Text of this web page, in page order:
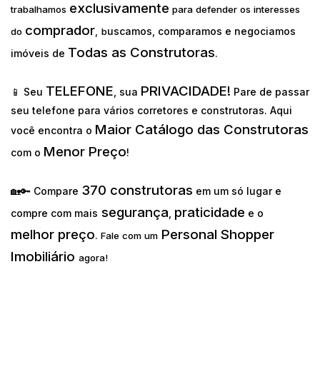
trabalhamos exclusivamente para defender os interesses
do comprador, buscamos, comparamos e negociamos
imóveis de Todas as Construtoras.
📱 Seu TELEFONE , sua PRIVACIDADE! Pare de passar
seu telefone para vários corretores e construtoras. Aqui
você encontra o Maior Catálogo das Construtoras
com o Menor Preço!
🏡🔑 Compare 370 construtoras em um só lugar e
compre com mais segurança praticidade e o
melhor preço. Fale com um Personal Shopper
Imobiliário agora!